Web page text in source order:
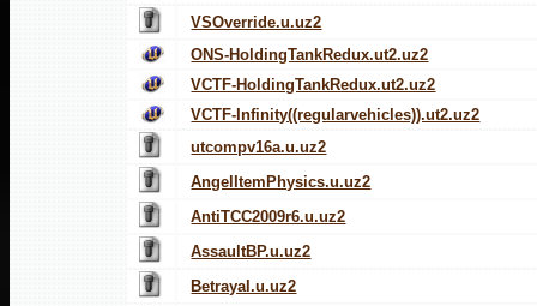
VSOverride.u.uz2
ONS-HoldingTankRedux.ut2.uz2
VCTF-HoldingTankRedux.ut2.uz2
VCTF-Infinity((regularvehicles)).ut2.uz2
utcompv16a.u.uz2
AngelItemPhysics.u.uz2
AntiTCC2009r6.u.uz2
AssaultBP.u.uz2
Betrayal.u.uz2